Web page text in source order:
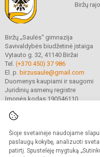
Šioje svetainėje naudojame
paslaugų kokybę, analizuoti
patirtį. Spustelėję mygtuką
Biržų
Biržų „Saulės“ gimnazija
Savivaldybės biudžetinė įstaiga
Vytauto g. 32, 41140 Biržai
Tel. (+370 450) 37 986
El. p. birzusaule@gmail.com
Duomenys kaupiami ir saugomi
Juridinių asmenų registre
Įmonės kodas 190546110
© 2021. Biržų „Saulės“
Kopijuoti turinį be raštiško
Prieinamumo